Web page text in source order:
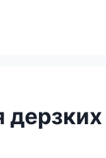
дерзких